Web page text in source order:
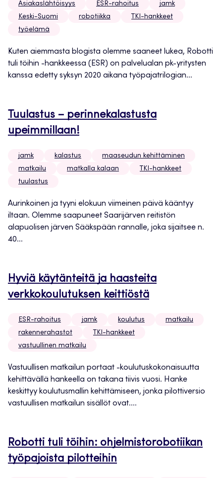
Asiakaslähtöisyys ESR-rahoitus
jamk
Keski-Suomi
robotiikka
TKI-hankkeet
työelämä
Kuten aiemmasta blogista olemme saaneet lukea, Robotti
tuli töihin -hankkeessa (ESR) on palvelualan pk-yritysten
kanssa edetty syksyn 2020 aikana työpajatrilogian...
Tuulastus – perinnekalastusta
upeimmillaan!
jamk kalastus
maaseudun kehittäminen
matkailu
matkalla kalaan
TKI-hankkeet
tuulastus
Aurinkoinen ja tyyni elokuun viimeinen päivä kääntyy
iltaan. Olemme saapuneet Saarijärven reitistön
alapuolisen järven Sääkspään rannalle, joka sijaitsee n.
40...
Hyviä käytänteitä ja haasteita
verkkokoulutuksen keittiöstä
ESR-rahoitus jamk koulutus
matkailu
rakennerahastot
TKI-hankkeet
vastuullinen matkailu
Vastuullisen matkailun portaat -koulutuskokonaisuutta
kehittävällä hankeella on takana tiivis vuosi. Hanke
keskittyy koulutusmallin kehittämiseen, jonka pilottiversio
vastuullisen matkailun sisällöt ovat....
Robotti tuli töihin: ohjelmistorobotiikan
työpajoista pilotteihin